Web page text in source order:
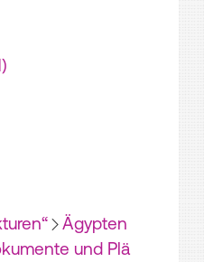
Ägypten
und Plä